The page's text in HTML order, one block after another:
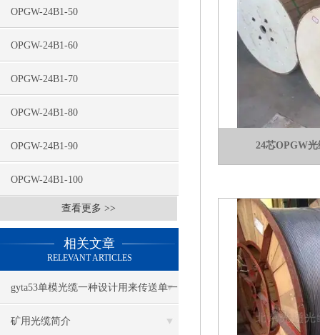
OPGW-24B1-50
OPGW-24B1-60
OPGW-24B1-70
OPGW-24B1-80
OPGW-24B1-90
OPGW-24B1-100
查看更多 >>
相关文章
RELEVANT ARTICLES
gyta53单模光缆一种设计用来传送单一
光束的光纤
矿用光缆简介
24芯OPGW